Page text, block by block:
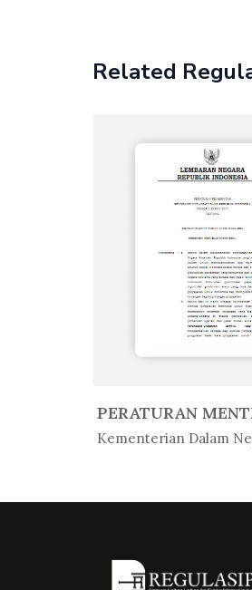
Related
Kementerian Dalam
In Peratur...